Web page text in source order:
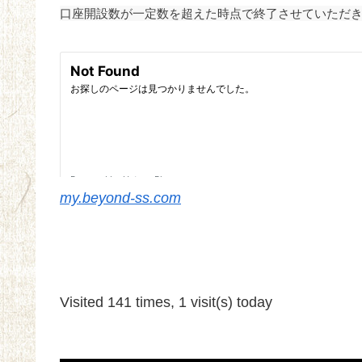
口座開設数が一定数を超えた時点で終了させていただ
my.beyond-ss.com
Visited 141 times, 1 visit(s) today